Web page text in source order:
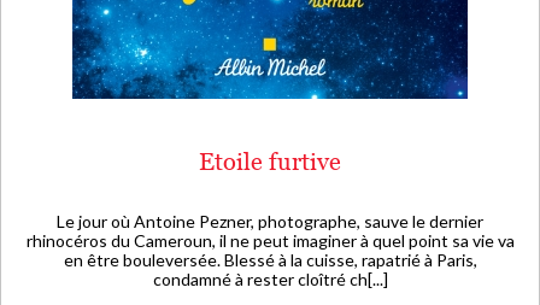
Etoile furtive
Le jour où Antoine Pezner, photographe, sauve le dernier
rhinocéros du Cameroun, il ne peut imaginer à quel point sa vie va
en être bouleversée. Blessé à la cuisse, rapatrié à Paris,
condamné à rester cloîtré ch[...]